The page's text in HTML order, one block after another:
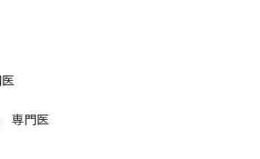
専門医